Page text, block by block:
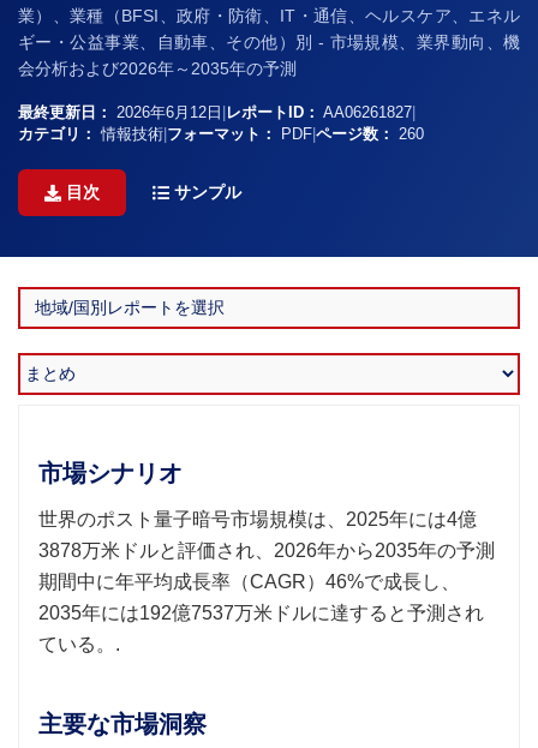
業）、業種（BFSI、政府・防衛、IT・通信、ヘルスケア、エネル
ギー・公益事業、自動車、その他）別 - 市場規模、業界動向、機
会分析および2026年～2035年の予測
最終更新日： 2026年6月12日 レポートID： AA06261827
カテゴリ： 情報技術 フォーマット： PDF ページ数： 260
目次 サンプル
市場シナリオ
世界のポスト量子暗号市場規模は、2025年には4億
3878万米ドルと評価され、2026年から2035年の予測
期間中に年平均成長率（CAGR）46%で成長し、
2035年には192億7537万米ドルに達すると予測され
ている。.
主要な市場洞察